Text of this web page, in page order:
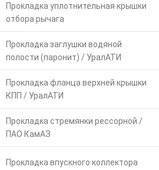
Прокладка уплотнительная крышки
отбора рычага
Прокладка заглушки водяной
полости (паронит) / УралАТИ
Прокладка фланца верхней крышки
КПП / УралАТИ
Прокладка стремянки рессорной /
ПАО КамАЗ
Прокладка впускного коллектора